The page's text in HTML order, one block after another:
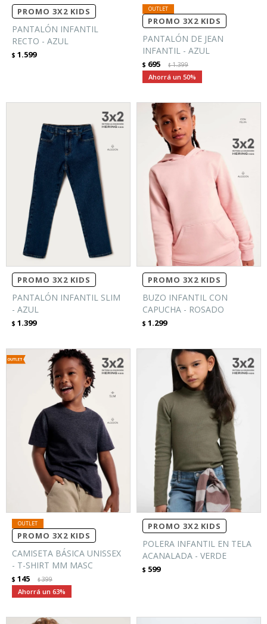
PROMO 3X2 KIDS
PANTALÓN INFANTIL
RECTO - AZUL
$ 1.599
PROMO 3X2 KIDS
PANTALÓN DE JEAN
INFANTIL - AZUL
$ 695 $1.399
50
PROMO 3X2 KIDS
PANTALÓN INFANTIL SLIM
- AZUL
$ 1.399
PROMO 3X2 KIDS
BUZO INFANTIL CON
CAPUCHA - ROSADO
$ 1.299
PROMO 3X2 KIDS
CAMISETA BÁSICA UNISSEX
- T-SHIRT MM MASC
$ 145 $399
63
PROMO 3X2 KIDS
POLERA INFANTIL EN TELA
ACANALADA - VERDE
$ 599